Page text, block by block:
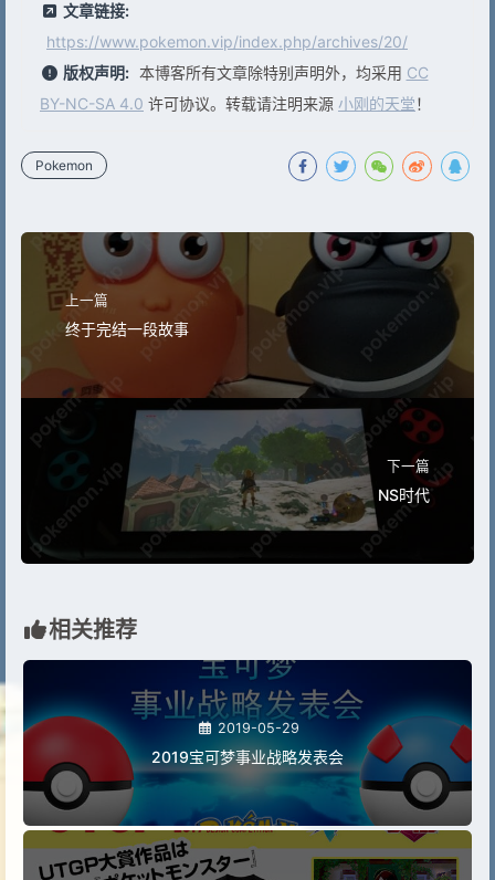
文章链接:
https://www.pokemon.vip/index.php/archives/20/
版权声明: 本博客所有文章除特别声明外，均采用 CC
BY-NC-SA 4.0 许可协议。转载请注明来源 小刚的天堂！
Pokemon
上一篇
终于完结一段故事
下一篇
NS时代
相关推荐
2019-05-29
2019宝可梦事业战略发表会